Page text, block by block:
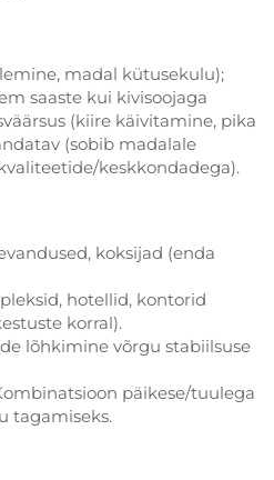
madal kütusekulu);
saaste kui kivisoojaga
(kiire käivitamine, pika
(sobib madalale
keskkondadega).
koksijad (enda
hotellid, kontorid
korral).
lõhkimine võrgu stabiilsuse
päikese/tuulega
tagamiseks.